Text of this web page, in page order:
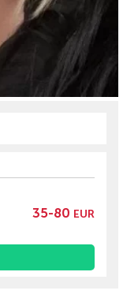
35-80 EUR